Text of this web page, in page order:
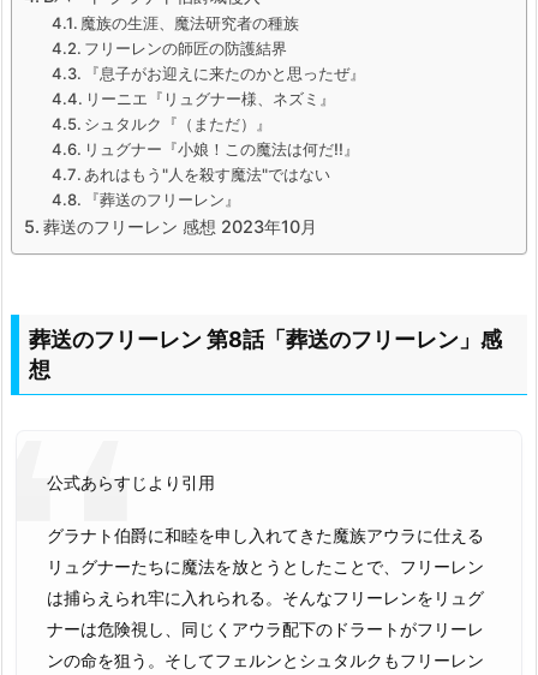
魔族の生涯、魔法研究者の種族
フリーレンの師匠の防護結界
『息子がお迎えに来たのかと思ったぜ』
リーニエ『リュグナー様、ネズミ』
シュタルク『（まただ）』
リュグナー『小娘！この魔法は何だ!!』
あれはもう"人を殺す魔法"ではない
『葬送のフリーレン』
葬送のフリーレン 感想 2023年10月
葬送のフリーレン 第8話「葬送のフリーレン」感
想
公式あらすじより引用
グラナト伯爵に和睦を申し入れてきた魔族アウラに仕える
リュグナーたちに魔法を放とうとしたことで、フリーレン
は捕らえられ牢に入れられる。そんなフリーレンをリュグ
ナーは危険視し、同じくアウラ配下のドラートがフリーレ
ンの命を狙う。そしてフェルンとシュタルクもフリーレン